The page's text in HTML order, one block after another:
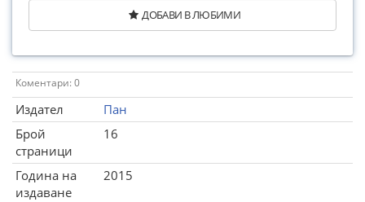
ДОБАВИ В ЛЮБИМИ
Коментари: 0
Издател
Пан
Брой
страници
16
Година на
издаване
2015